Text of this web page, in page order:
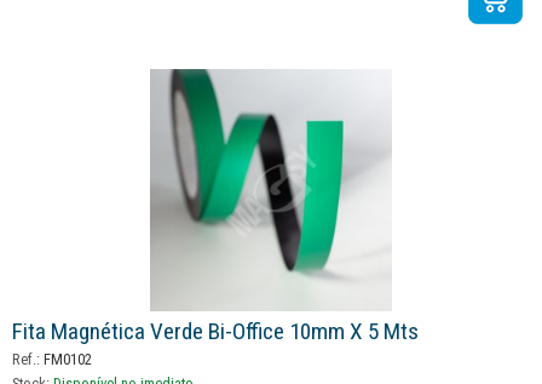
Fita Magnética Verde Bi-Office 10mm X 5 Mts
Ref.: FM0102